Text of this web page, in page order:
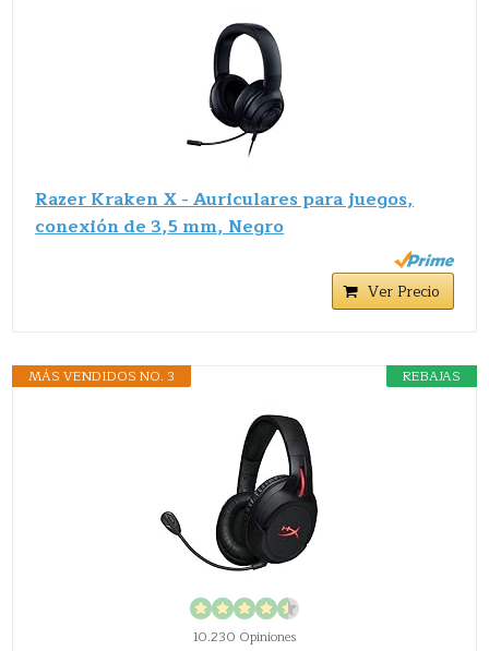
Razer Kraken X - Auriculares para juegos,
conexión de 3,5 mm, Negro
Ver Precio
REBAJAS
MÁS VENDIDOS NO. 3
10.230 Opiniones